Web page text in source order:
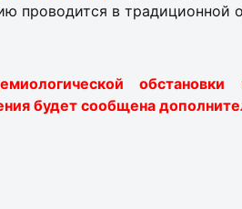
проводится в традиционной
будет сообщена